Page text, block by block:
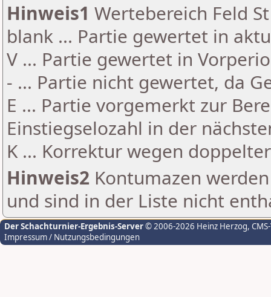
Hinweis1 Wertebereich Feld
blank ... Partie gewertet in
V ... Partie gewertet in
- ... Partie nicht gewertet, da
E ... Partie vorgemerkt zur
Einstiegselozahl in der
K ... Korrektur wegen
Hinweis2 Kontumazen
und sind in der Liste nicht
Der Schachturnier-Ergebnis-Server© 2006-2026 Heinz Herzog,
Impressum / Nutzungsbedingungen